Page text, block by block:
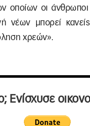
οποίων οι
νέων μπορεί
χρεών».